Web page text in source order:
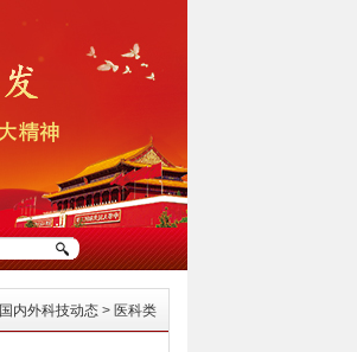
国内外科技动态> 医科类